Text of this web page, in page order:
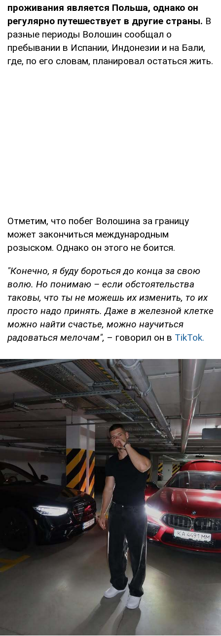
проживания является Польша, однако он
регулярно путешествует в другие страны. В
разные периоды Волошин сообщал о
пребывании в Испании, Индонезии и на Бали,
где, по его словам, планировал остаться жить.
Отметим, что побег Волошина за границу
может закончиться международным
розыском. Однако он этого не боится.
"Конечно, я буду бороться до конца за свою
волю. Но понимаю – если обстоятельства
таковы, что ты не можешь их изменить, то их
просто надо принять. Даже в железной клетке
можно найти счастье, можно научиться
радоваться мелочам", – говорил он в TikTok.